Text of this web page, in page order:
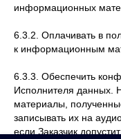
информационных
6.3.2. Оплачивать в
к информационным
6.3.3. Обеспечить
Исполнителя данных.
материалы,
записывать их на
если Заказчик